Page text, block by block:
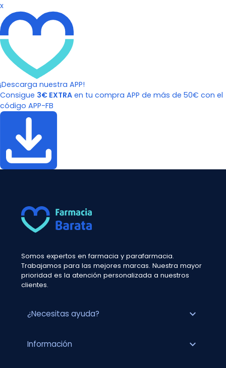
x
¡Descarga nuestra APP!
Consigue 3€ EXTRA en tu compra APP de más de 50€ con el
código APP-FB
Somos expertos en farmacia y parafarmacia.
Trabajamos para las mejores marcas. Nuestra mayor
prioridad es la atención personalizada a nuestros
clientes.
¿Necesitas ayuda? expand_more
Información expand_more